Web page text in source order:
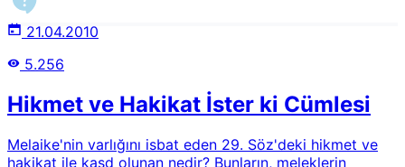
21.04.2010
5.256
Hikmet ve Hakikat İster ki Cümlesi
Melaike'nin varlığını isbat eden 29. Söz'deki hikmet ve
hakikat ile kasd olunan nedir? Bunların, meleklerin